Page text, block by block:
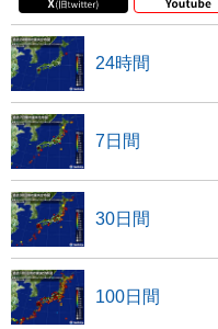
24時間
7日間
30日間
100日間